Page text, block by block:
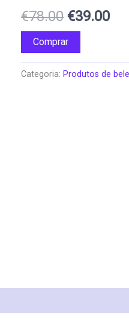
com4.75em
5 com base
em
classificações
de clientes
€78.00 O
preço
original
€39.00O
Comprar
Categoria: Produtos de